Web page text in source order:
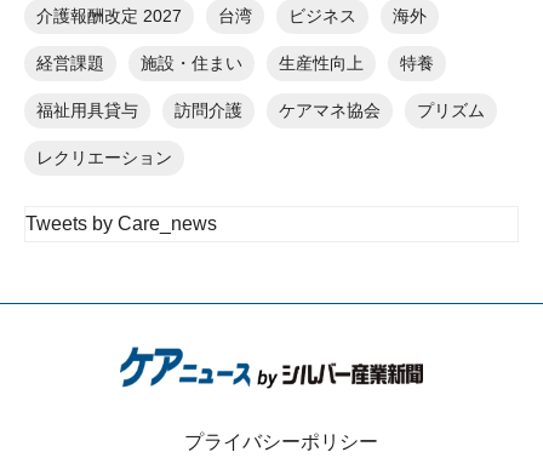
介護報酬改定 2027 台湾 ビジネス 海外
経営課題 施設・住まい 生産性向上 特養
福祉用具貸与 訪問介護 ケアマネ協会 プリズム
レクリエーション
Tweets by Care_news
プライバシーポリシー